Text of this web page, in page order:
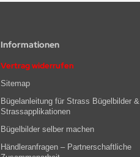
Informationen
Vertrag widerrufen
Sitemap
Bügelanleitung für Strass Bügelbilder &
Strassapplikationen
Bügelbilder selber machen
Händleranfragen – Partnerschaftliche